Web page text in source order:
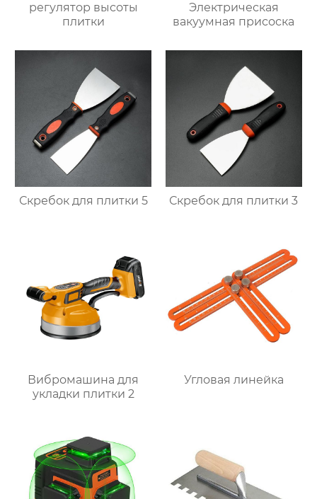
регулятор высоты
плитки
Электрическая
вакуумная присоска
Скребок для плитки 5 Скребок для плитки 3
Вибромашина для
укладки плитки 2
Угловая линейка